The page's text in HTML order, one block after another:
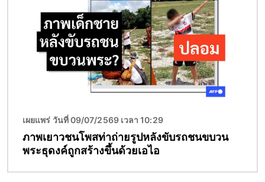
เผยแพร่ วันที่ 09/07/2569 เวลา 10:29
ภาพเยาวชนโพสท่าถ่ายรูปหลังขับรถชนขบวน
พระธุดงค์ถูกสร้างขึ้นด้วยเอไอ